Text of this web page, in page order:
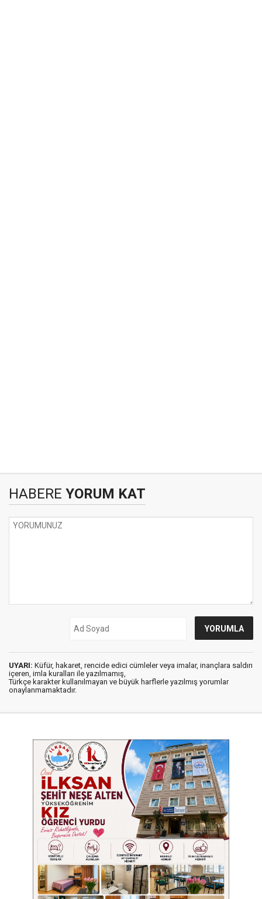
HABERE YORUM KAT
UYARI: Küfür, hakaret, rencide edici cümleler veya imalar, inançlara saldırı
içeren, imla kuralları ile yazılmamış,
Türkçe karakter kullanılmayan ve büyük harflerle yazılmış yorumlar
onaylanmamaktadır.